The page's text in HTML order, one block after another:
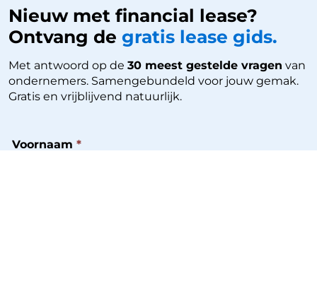
Nieuw met financial lease?
Ontvang de gratis lease gids.
Met antwoord op de 30 meest gestelde vragen van
ondernemers. Samengebundeld voor jouw gemak.
Gratis en vrijblijvend natuurlijk.
Voornaam *